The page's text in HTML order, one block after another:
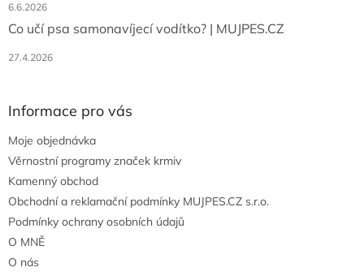
6.6.2026
Co učí psa samonavíjecí vodítko? | MUJPES.CZ
27.4.2026
Informace pro vás
Moje objednávka
Věrnostní programy značek krmiv
Kamenný obchod
Obchodní a reklamační podmínky MUJPES.CZ s.r.o.
Podmínky ochrany osobních údajů
O MNĚ
O nás